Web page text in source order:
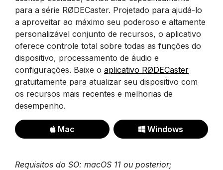
para a série RØDECaster. Projetado para ajudá-lo
a aproveitar ao máximo seu poderoso e altamente
personalizável conjunto de recursos, o aplicativo
oferece controle total sobre todas as funções do
dispositivo, processamento de áudio e
configurações. Baixe o aplicativo RØDECaster
gratuitamente para atualizar seu dispositivo com
os recursos mais recentes e melhorias de
desempenho.
Mac Windows
Requisitos do SO: macOS 11 ou posterior;